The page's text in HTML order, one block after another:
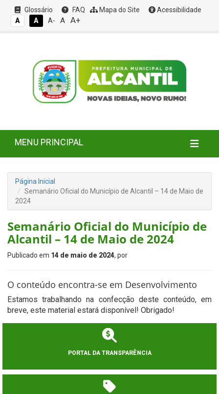
Glossário FAQ Mapa do Site
Acessibilidade
A
A A- A A+
MENU PRINCIPAL
Página Inicial
Semanário Oficial do Município de Alcantil – 14 de Maio de
2024
Semanário Oficial do Município de
Alcantil – 14 de Maio de 2024
Publicado em 14 de maio de 2024, por
O conteúdo encontra-se em Desenvolvimento
Estamos trabalhando na confecção deste conteúdo, em
breve, este material estará disponível! Obrigado!
PORTAL DA TRANSPARÊNCIA